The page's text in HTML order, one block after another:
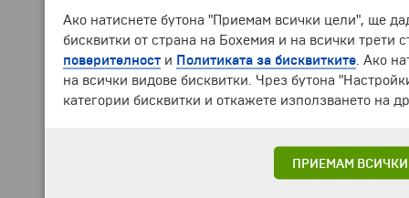
Ако натиснете бутона "Приемам всички цели", ще
бисквитки от страна на Бохемия и на всички трети
поверителност и Политиката за бисквитките . Ако
на всички видове бисквитки. Чрез бутона
категории бисквитки и откажете използването на
ПРИЕМАМ